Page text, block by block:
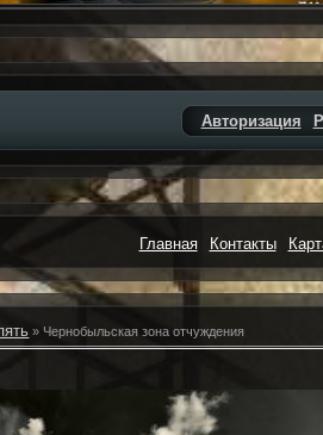
Авторизация
Главная Контакты
» Чернобыльская зона отчуждения